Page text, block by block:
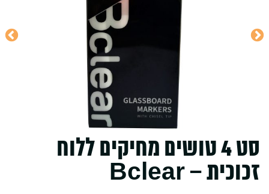
סט 4 טושים מחיקים ללוח
זכוכית – Bclear